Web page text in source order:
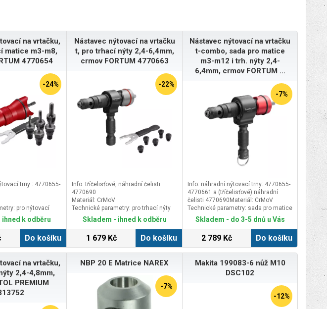
na vrtačku,
matice m3-m8,
4770654
-24%
trny : 4770655-
pro nýtovací
k odběru
Do košíku
Nástavec nýtovací na vrtačku
t, pro trhací nýty 2,4-6,4mm,
crmov FORTUM 4770663
-22%
Info: tříčelisťové, náhradní čelisti
4770690
Materiál: CrMoV
Technické parametry: pro trhací nýty
2,4-6,4mm
Značka: FORTUM
Skladem - ihned k odběru
1 679 Kč Do košíku
Nástavec nýtovací na vrtačku
t-combo, sada pro matice
m3-m12 i trh. nýty 2,4-
6,4mm, crmov FORTUM ...
-7%
Info: náhradní nýtovací trny: 4770655-
4770661 a (tříčelisťové) náhradní
čelisti 4770690Materiál: CrMoV
Technické parametry: sada pro matice
M3-M12 i trh. nýty 2,4-6,4mm
Značka: FORTUM
Doplňující parametr: použitelné
velikosti nýtovacích matic: M3-M4-M5-
M6-M8-M10-M12 a trhacích nýtů: 2,4-
měď, ocel, nerezová ocel
Skladem - do 3-5 dnů u Vás
2 789 Kč Do košíku
na vrtačku,
2,4-4,8mm,
PREMIUM
NBP 20 E Matrice NAREX
-7%
Makita 199083-6 nůž M10
DSC102
-12%